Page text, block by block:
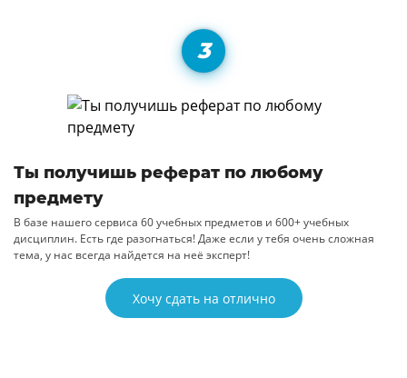
Ты получишь реферат по любому
предмету
В базе нашего сервиса 60 учебных предметов и 600+ учебных
дисциплин. Есть где разогнаться! Даже если у тебя очень сложная
тема, у нас всегда найдется на неё эксперт!
Хочу сдать на отлично